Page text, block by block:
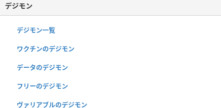
デジモン
デジモン一覧
ワクチンのデジモン
データのデジモン
フリーのデジモン
ヴァリアブルのデジモン